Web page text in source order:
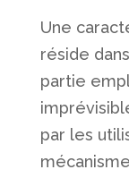
Une
réside
partie
par les